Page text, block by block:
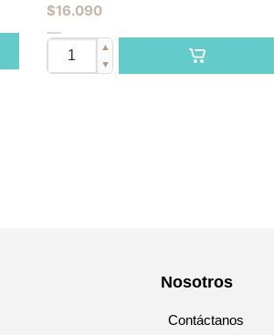
$16.090
▲
▼
Nosotros
Contáctanos